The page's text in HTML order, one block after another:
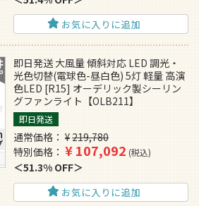
お気に入りに追加
即日発送 大風量 傾斜対応 LED 調光・
光色切替(電球色-昼白色) 5灯 軽量 高演
色LED [R15] オーデリック製シーリン
グファンライト【OLB211】
即日発送
通常価格 ¥219,780
特別価格
¥107,092 税込
51.3% OFF
お気に入りに追加